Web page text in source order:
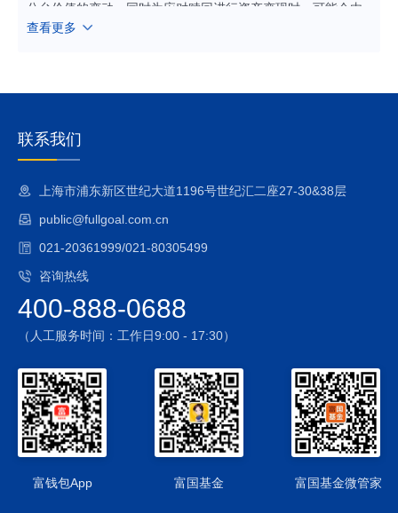
公允价值的变动。同时为应对赎回进行资产变现时，可能会由
于货币市场工具交易量不足而面临流动性风险。
查看更多
联系我们
上海市浦东新区世纪大道1196号世纪汇二座27-30&38层
public@fullgoal.com.cn
021-20361999/021-80305499
咨询热线
400-888-0688
（人工服务时间：工作日9:00 - 17:30）
富钱包App 富国基金 富国基金微管家